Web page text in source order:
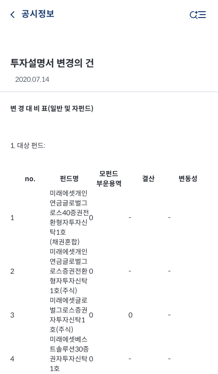
공시정보
투자설명서 변경의 건
2020.07.14
변 경 대 비 표(일반 및 자펀드)
1. 대상 펀드:
no. 펀드명
모펀드
부운용역
결산 변동성
1
미래에셋개인
연금글로벌그
로스40증권전
환형자투자신
탁1호
(채권혼합)
0 - -
2
미래에셋개인
연금글로벌그
로스증권전환
형자투자신탁
1호(주식)
0 - -
3
미래에셋글로
벌그로스증권
자투자신탁1
호(주식)
0 0 -
4
미래에셋베스
트솔루션30증
권자투자신탁
1호
0 - -